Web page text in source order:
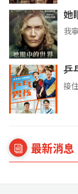
她
我
乒
接
最新消息